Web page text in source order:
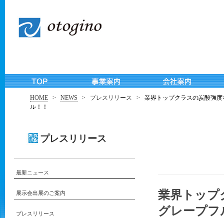
HOME > NEWS > プレスリリース >
業界トップクラスの炭酸強
ル！！
プレスリリース
業界トップ
グレープフ
最新ニュース
展示会出展のご案内
プレスリリース